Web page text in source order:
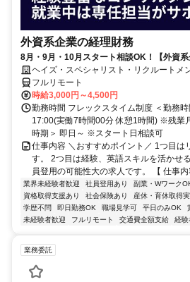
外資系企業の経理財務
8月・9月・10月スタート相談OK！【外資
大／700万～800万／リモート勤務OK】経
ヘイズ・スペシャリスト・リクルートメ
フルリモート
時給3,000円～4,500円
勤務時間 フレックスタイム制度 ＜勤務
17:00(実働7時間00分 休憩1時間) ※残業
時期＞ 即日～ ※スタート日相談可
仕事内容 ＼おすすめポイント／ 1つ目は
す。 2つ目は経験、英語スキルを活かせ
員登用の可能性大の求人です。 【 仕事内
業界未経験者歓迎 社員登用あり 副業・Wワーク
資格取得支援あり
社会保険あり 産休・育休取得
学歴不問
即日勤務OK 職場見学可 平日のみOK
未経験者歓迎
フルリモート 交通費全額支給 経験
業務委託